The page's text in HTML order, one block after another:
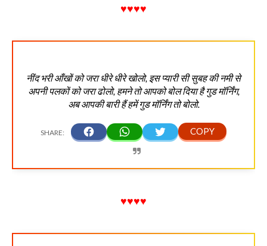
♥♥♥♥
नींद भरी आँखों को जरा धीरे धीरे खोलो, इस प्यारी सी सुबह की नमी से
अपनी पलकों को जरा ढोलो, हमने तो आपको बोल दिया है गुड मॉर्निंग,
अब आपकी बारी हैं हमें गुड मॉर्निंग तो बोलो.
♥♥♥♥